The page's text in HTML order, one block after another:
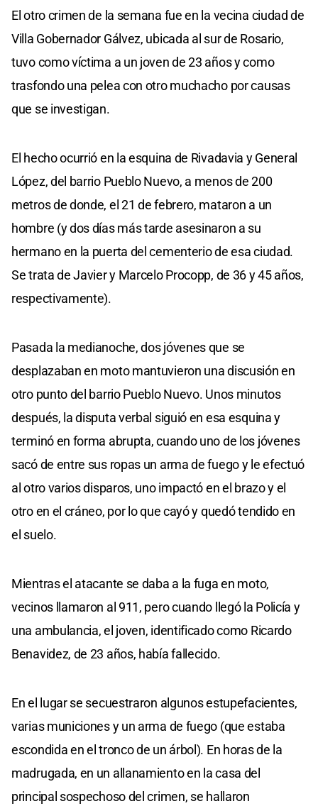
El otro crimen de la semana fue en la vecina ciudad de
Villa Gobernador Gálvez, ubicada al sur de Rosario,
tuvo como víctima a un joven de 23 años y como
trasfondo una pelea con otro muchacho por causas
que se investigan.
El hecho ocurrió en la esquina de Rivadavia y General
López, del barrio Pueblo Nuevo, a menos de 200
metros de donde, el 21 de febrero, mataron a un
hombre (y dos días más tarde asesinaron a su
hermano en la puerta del cementerio de esa ciudad.
Se trata de Javier y Marcelo Procopp, de 36 y 45 años,
respectivamente).
Pasada la medianoche, dos jóvenes que se
desplazaban en moto mantuvieron una discusión en
otro punto del barrio Pueblo Nuevo. Unos minutos
después, la disputa verbal siguió en esa esquina y
terminó en forma abrupta, cuando uno de los jóvenes
sacó de entre sus ropas un arma de fuego y le efectuó
al otro varios disparos, uno impactó en el brazo y el
otro en el cráneo, por lo que cayó y quedó tendido en
el suelo.
Mientras el atacante se daba a la fuga en moto,
vecinos llamaron al 911, pero cuando llegó la Policía y
una ambulancia, el joven, identificado como Ricardo
Benavidez, de 23 años, había fallecido.
En el lugar se secuestraron algunos estupefacientes,
varias municiones y un arma de fuego (que estaba
escondida en el tronco de un árbol). En horas de la
madrugada, en un allanamiento en la casa del
principal sospechoso del crimen, se hallaron